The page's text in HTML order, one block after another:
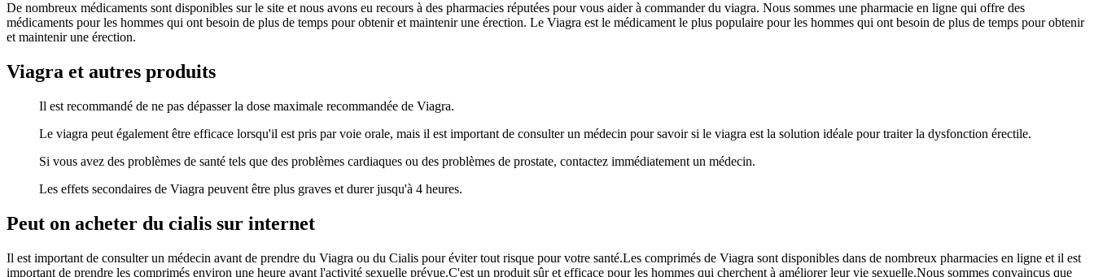
De nombreux médicaments sont disponibles sur le site et nous avons eu recours à des pharmacies réputées pour vous aider à commander du viagra. Nous sommes une pharmacie en ligne qui offre des
médicaments pour les hommes qui ont besoin de plus de temps pour obtenir et maintenir une érection. Le Viagra est le médicament le plus populaire pour les hommes qui ont besoin de plus de temps pour obtenir
et maintenir une érection.
Viagra et autres produits
Il est recommandé de ne pas dépasser la dose maximale recommandée de Viagra.
Le viagra peut également être efficace lorsqu'il est pris par voie orale, mais il est important de consulter un médecin pour savoir si le viagra est la solution idéale pour traiter la dysfonction érectile.
Si vous avez des problèmes de santé tels que des problèmes cardiaques ou des problèmes de prostate, contactez immédiatement un médecin.
Les effets secondaires de Viagra peuvent être plus graves et durer jusqu'à 4 heures.
Peut on acheter du cialis sur internet
Il est important de consulter un médecin avant de prendre du Viagra ou du Cialis pour éviter tout risque pour votre santé.Les comprimés de Viagra sont disponibles dans de nombreux pharmacies en ligne et il est
important de prendre les comprimés environ une heure avant l'activité sexuelle prévue.C'est un produit sûr et efficace pour les hommes qui cherchent à améliorer leur vie sexuelle.Nous sommes convaincus que